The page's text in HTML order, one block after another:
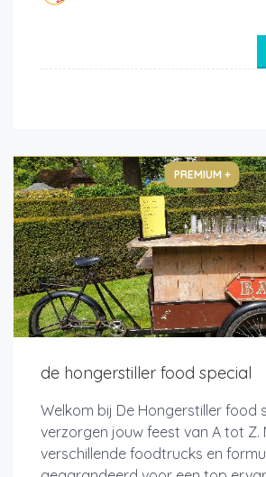
PREMIUM +
de hongerstiller food special
Welkom bij De Hongerstiller food
verzorgen jouw feest van A tot Z.
verschillende foodtrucks en